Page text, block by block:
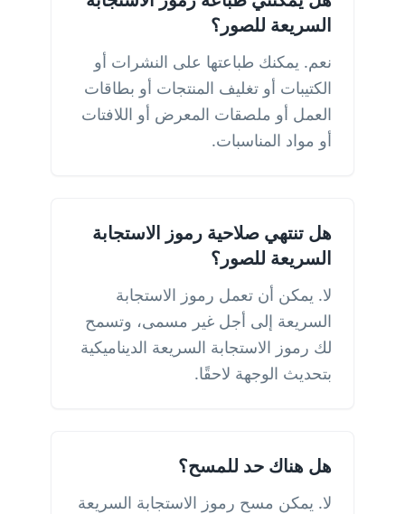
السريعة للصور؟
نعم. يمكنك طباعتها على النشرات أو
الكتيبات أو تغليف المنتجات أو بطاقات
العمل أو ملصقات المعرض أو اللافتات
أو مواد المناسبات.
هل تنتهي صلاحية رموز الاستجابة
السريعة للصور؟
لا. يمكن أن تعمل رموز الاستجابة
السريعة إلى أجل غير مسمى، وتسمح
لك رموز الاستجابة السريعة الديناميكية
بتحديث الوجهة لاحقًا.
هل هناك حد للمسح؟
لا. يمكن مسح رموز الاستجابة السريعة